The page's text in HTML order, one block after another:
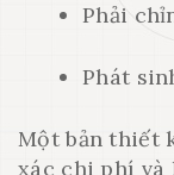
Phải
Phát
Một bản thiết
xác chi phí và